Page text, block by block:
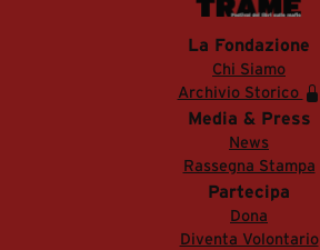
La Fondazione
Chi Siamo
Archivio Storico
Media & Press
News
Rassegna Stampa
Partecipa
Dona
Diventa Volontario